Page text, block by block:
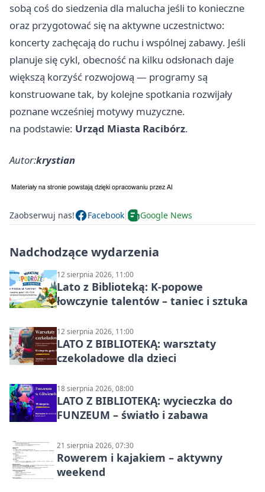
sobą coś do siedzenia dla malucha jeśli to konieczne
oraz przygotować się na aktywne uczestnictwo:
koncerty zachęcają do ruchu i wspólnej zabawy. Jeśli
planuje się cykl, obecność na kilku odsłonach daje
większą korzyść rozwojową — programy są
konstruowane tak, by kolejne spotkania rozwijały
poznane wcześniej motywy muzyczne.
na podstawie: Urząd Miasta Racibórz.
Autor:krystian
Zaobserwuj nas! Facebook Google News
Nadchodzące wydarzenia
12 sierpnia 2026, 11:00
Lato z Biblioteką: K-popowe
łowczynie talentów – taniec i sztuka
12 sierpnia 2026, 11:00
LATO Z BIBLIOTEKĄ: warsztaty
czekoladowe dla dzieci
18 sierpnia 2026, 08:00
LATO Z BIBLIOTEKĄ: wycieczka do
FUNZEUM – światło i zabawa
21 sierpnia 2026, 07:30
Rowerem i kajakiem – aktywny
weekend